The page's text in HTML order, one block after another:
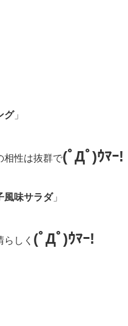
グ」
相性は抜群で(ﾟДﾟ)ｳﾏｰ!
風味サラダ」
しく (ﾟДﾟ)ｳﾏｰ!